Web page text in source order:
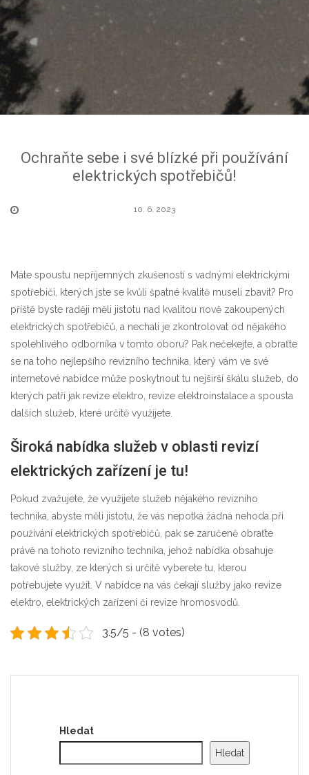
Ochraňte sebe i své blízké při používání
elektrických spotřebičů!
10. 6. 2023
Máte spoustu nepříjemných zkušeností s vadnými elektrickými
spotřebiči, kterých jste se kvůli špatné kvalitě museli zbavit? Pro
příště byste raději měli jistotu nad kvalitou nově zakoupených
elektrických spotřebičů, a nechali je zkontrolovat od nějakého
spolehlivého odborníka v tomto oboru? Pak nečekejte, a obraťte
se na toho nejlepšího revizního technika, který vám ve své
internetové nabídce může poskytnout tu nejširší škálu služeb, do
kterých patří jak revize elektro, revize elektroinstalace a spousta
dalších služeb, které určitě využijete.
Široká nabídka služeb v oblasti revizí
elektrických zařízení je tu!
Pokud zvažujete, že využijete služeb nějakého revizního
technika, abyste měli jistotu, že vás nepotká žádná nehoda při
používání elektrických spotřebičů, pak se zaručeně obraťte
právě na tohoto revizního technika, jehož nabídka obsahuje
takové služby, ze kterých si určitě vyberete tu, kterou
potřebujete využít. V nabídce na vás čekají služby jako revize
elektro, elektrických zařízení či revize hromosvodů.
3.5/5 - (8 votes)
Hledat
Hledat